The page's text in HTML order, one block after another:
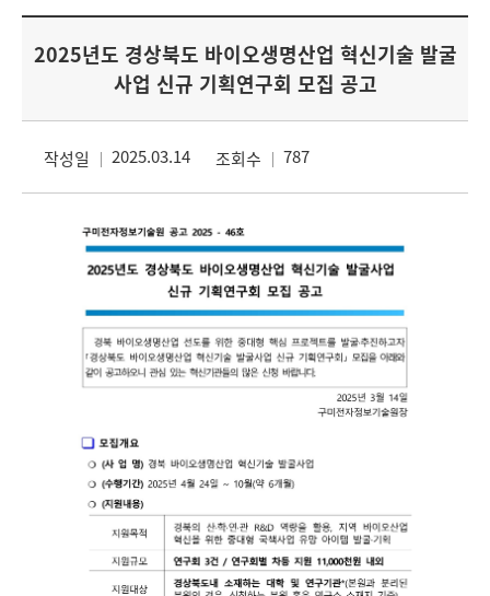
2025년도 경상북도 바이오생명산업 혁신기술 발굴
사업 신규 기획연구회 모집 공고
작성일 2025.03.14 조회수 787